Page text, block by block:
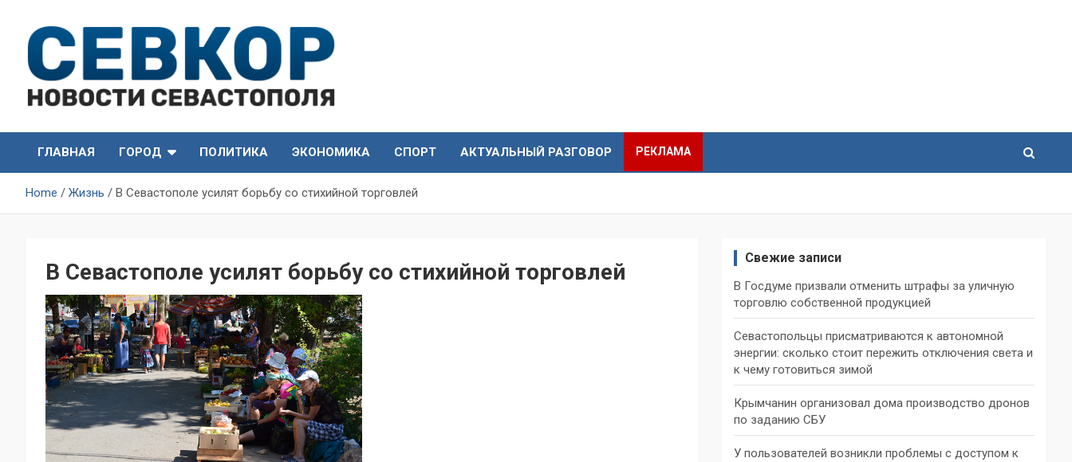
content
СевКор — Новости
Севастополя
Севастополя
ГЛАВНАЯ
ГОРОД ПОЛИТИКА ЭКОНОМИКА СПОРТ АКТУАЛЬНЫЙ РАЗГОВОР РЕКЛАМА
Home Жизнь В Севастополе усилят борьбу со стихийной торговлей
В Севастополе усилят борьбу со стихийной торговлей
Свежие записи
В Госдуме призвали отменить штрафы за уличную
торговлю собственной продукцией
Севастопольцы присматриваются к автономной
энергии: сколько стоит пережить отключения света и
к чему готовиться зимой
Крымчанин организовал дома производство дронов
по заданию СБУ
У пользователей возникли проблемы с доступом к